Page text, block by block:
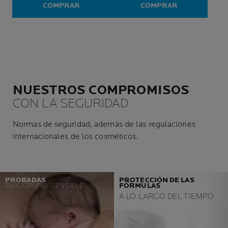
Equilibra el pH de la piel.
COMPRAR COMPRAR
NUESTROS COMPROMISOS
CON LA SEGURIDAD
Normas de seguridad, además de las regulaciones
internacionales de los cosméticos.
PROBADAS
EN CADA PIEL SENSIBLE
PROTECCIÓN DE LAS
FÓRMULAS
A LO LARGO DEL TIEMPO